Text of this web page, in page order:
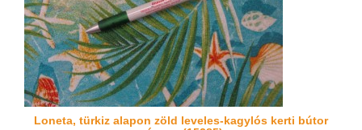
Loneta, türkiz alapon zöld leveles-kagylós kerti bútor